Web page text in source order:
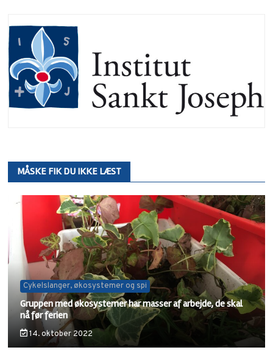
MÅSKE FIK DU IKKE LÆST
Cykelslanger, økosystemer og spi
Gruppen med økosystemer har masser af arbejde, de skal
nå før ferien
14. oktober 2022